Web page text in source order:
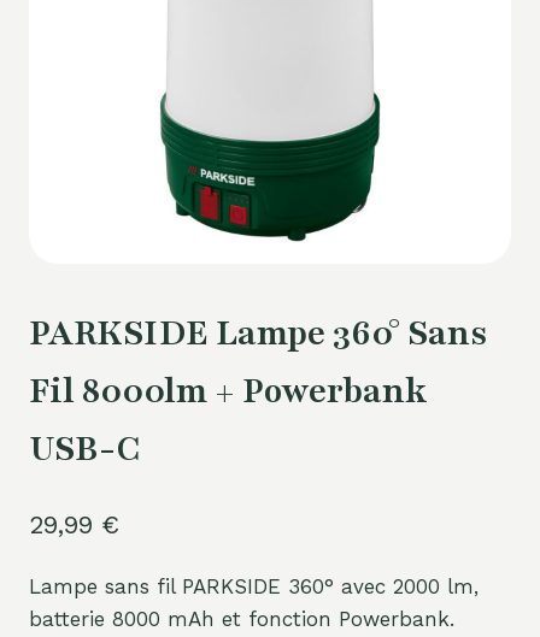
PARKSIDE Lampe 360° Sans
Fil 8000lm + Powerbank
USB-C
29,99 €
Lampe sans fil PARKSIDE 360° avec 2000 lm,
batterie 8000 mAh et fonction Powerbank.